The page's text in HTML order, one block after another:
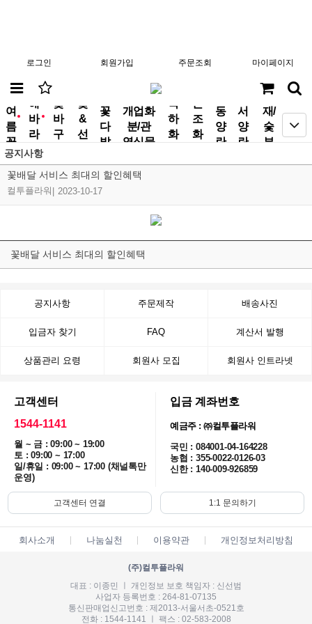
로그인 회원가입 주문조회 마이페이지
new
여
름
꽃
new
해
바
라
기
꽃
바
구
꽃
&
선
꽃
다
발
개업화
분/관
엽식물
축
하
화
근
조
화
동
양
란
서
양
란
분
재/
숯
부
공지사항
꽃배달 서비스 최대의 할인혜택
컬투플라워 2023-10-17
꽃배달 서비스 최대의 할인혜택
공지사항 주문제작 배송사진
입금자 찾기 FAQ 계산서 발행
상품관리 요령 회원사 모집 회원사 인트라넷
고객센터
1544-1141
월 ~ 금 : 09:00 ~ 19:00
토 : 09:00 ~ 17:00
일/휴일 : 09:00 ~ 17:00 (채널톡만
운영)
입금 계좌번호
예금주 : ㈜컬투플라워
국민 : 084001-04-164228
농협 : 355-0022-0126-03
신한 : 140-009-926859
고객센터 연결 1:1 문의하기
회사소개 나눔실천 이용약관 개인정보처리방침
(주)컬투플라워
대표 : 이종민 ㅣ 개인정보 보호 책임자 : 신선범
사업자 등록번호 : 264-81-07135
통신판매업신고번호 : 제2013-서울서초-0521호
전화 : 1544-1141 ㅣ 팩스 : 02-583-2008